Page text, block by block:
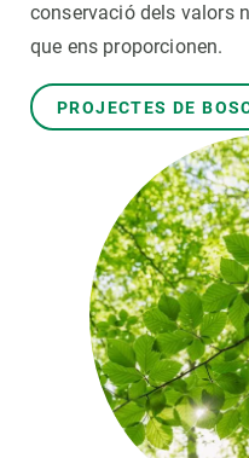
conservació dels valors
que ens proporcionen.
PROJECTES DE
UNEIX-TE A NOSALTRES
PARTICIPA
NOTÍCIES I AGENDA